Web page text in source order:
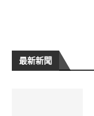
最新新聞